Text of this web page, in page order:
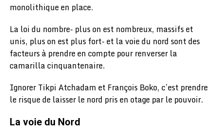
monolithique en place.
La loi du nombre- plus on est nombreux, massifs et
unis, plus on est plus fort- et la voie du nord sont des
facteurs à prendre en compte pour renverser la
camarilla cinquantenaire.
Ignorer Tikpi Atchadam et François Boko, c’est prendre
le risque de laisser le nord pris en otage par le pouvoir.
La voie du Nord